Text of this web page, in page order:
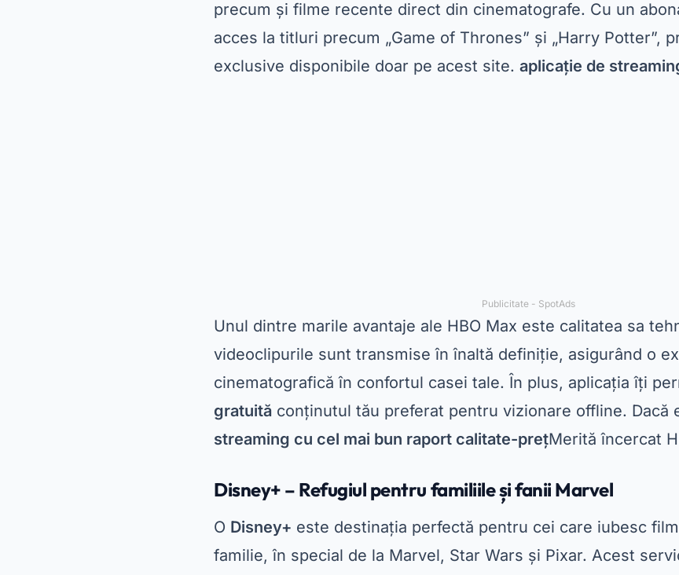
gratuită conținutul tău preferat pentru vizionare offline. Dacă
streaming cu cel mai bun raport calitate-preț Merită încercat
În plus, Disney+ oferă o interfață simplă și organizată,
diferitele sale universuri. De asemenea, permitedescărcați
viziona offline, ceea ce este perfect pentru timpul petrecut
călătorii lungi. Dacă ești fan supereroi sau vreistreaming
care îi mulțumește pe copii și adulți, Disney+ este o alegere
Amazon Prime Video – Diversitate și exclusivitate
Deși nu este punctul central al acestui articol,Amazon Prime